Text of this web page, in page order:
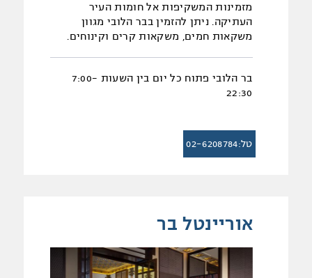
מזמינות המשקיפות אל חומות העיר
העתיקה. ניתן להזמין בבר הלובי מגוון
משקאות חמים, משקאות קרים וקינוחים.
בר הלובי פתוח כל יום בין השעות 7:00-
22:30
טל:02-6208784
אוריינטל בר